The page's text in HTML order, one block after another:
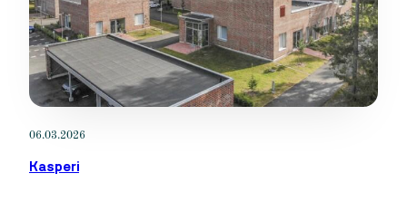
06.03.2026
Kasperi